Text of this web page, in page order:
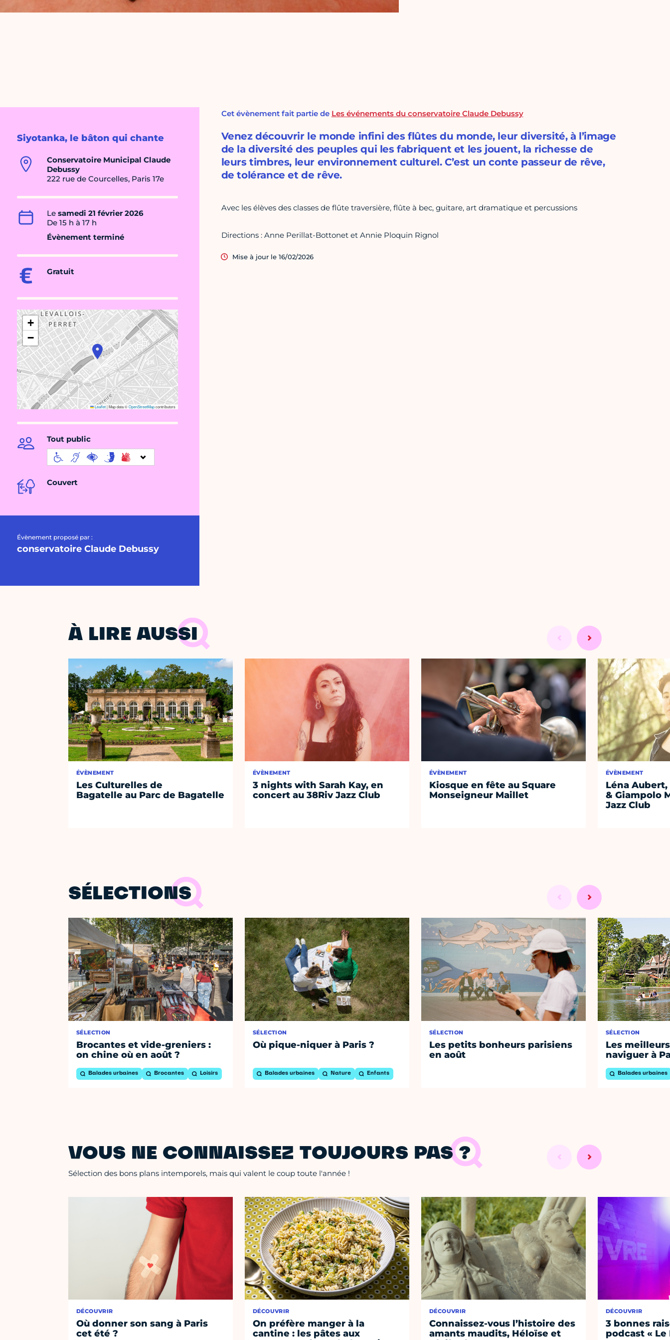
Siyotanka, le bâton qui chante
Conservatoire Municipal Claude
Debussy
222 rue de Courcelles, Paris 17e
Le samedi 21 février 2026
De 15 h à 17 h
Évènement terminé
Gratuit
+
−
Leaflet|Map data ©OpenStreetMapcontributors
Tout public
Couvert
Évènement proposé par :
conservatoire Claude Debussy
Cet évènement fait partie de Les événements du conservatoire Claude Debussy
Venez découvrir le monde infini des flûtes du monde, leur diversité, à l’image
de la diversité des peuples qui les fabriquent et les jouent, la richesse de
leurs timbres, leur environnement culturel. C’est un conte passeur de rêve,
de tolérance et de rêve.
Avec les élèves des classes de flûte traversière, flûte à bec, guitare, art dramatique et percussions
Directions : Anne Perillat-Bottonet et Annie Ploquin Rignol
Mise à jour le 16/02/2026
À LIRE AUSSI
ÉVÈNEMENT
Les Culturelles de
Bagatelle au Parc de Bagatelle
ÉVÈNEMENT
3 nights with Sarah Kay, en
concert au 38Riv Jazz Club
ÉVÈNEMENT
Kiosque en fête au Square
Monseigneur Maillet
ÉVÈNEMENT
Léna
& Giampolo
Jazz Club
SÉLECTIONS
SÉLECTION
Brocantes et vide-greniers :
on chine où en août ?
Balades urbaines Brocantes Loisirs
SÉLECTION
Où pique-niquer à Paris ?
Balades urbaines Nature Enfants
SÉLECTION
Les petits bonheurs parisiens
en août
SÉLECTION
Les
naviguer à
Balades urbaines
VOUS NE CONNAISSEZ TOUJOURS PAS ?
Sélection des bons plans intemporels, mais qui valent le coup toute l'année !
DÉCOUVRIR
Où donner son sang à Paris
cet été ?
DÉCOUVRIR
On préfère manger à la
cantine : les pâtes aux
DÉCOUVRIR
Connaissez-vous l’histoire des
amants maudits, Héloïse et
DÉCOUVRIR
3 bonnes
podcast « Le